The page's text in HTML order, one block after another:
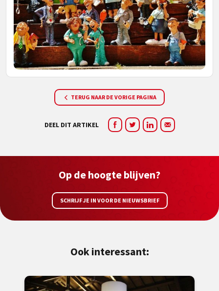
TERUG NAAR DE VORIGE PAGINA
DEEL DIT ARTIKEL
Op de hoogte blijven?
SCHRIJF JE IN VOOR DE NIEUWSBRIEF
Ook interessant: